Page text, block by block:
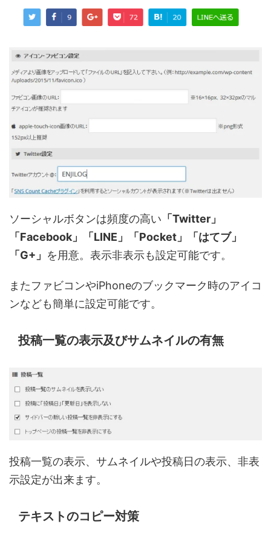
ソーシャルボタンは頻度の高い 「Twitter」
「Facebook」「LINE」「Pocket」「はてブ」
「G+」 を用意。表示非表示も設定可能です。
またファビコンやiPhoneのブックマーク時のアイコ
ンなども簡単に設定可能です。
投稿一覧の表示及びサムネイルの有無
投稿一覧の表示、サムネイルや投稿日の表示、非表
示設定が出来ます。
テキストのコピー対策